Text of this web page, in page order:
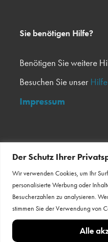
Der Schutz Ihrer
Wir verwenden Cookies, um Ihr
personalisierte Werbung oder
Besucherzahlen zu analysieren.
stimmen Sie der Verwendung von
Alle
Sie benötigen Hilfe?
Benötigen Sie weitere
Besuchen Sie unser
Impressum
Bleiben Sie in